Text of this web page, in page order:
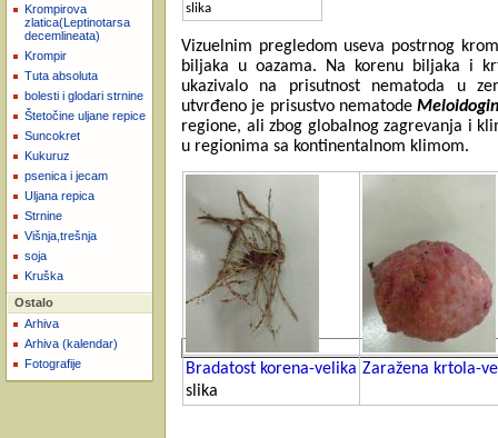
Krompirova
zlatica(Leptinotarsa
decemlineata)
Krompir
Tuta absoluta
bolesti i glodari strnine
Štetočine uljane repice
Suncokret
Kukuruz
psenica i jecam
Uljana repica
Strnine
Višnja,trešnja
soja
Kruška
Ostalo
Arhiva
Arhiva (kalendar)
Fotografije
slika
Vizuelnim pregledom useva postrnog
biljaka u oazama. Na korenu biljaka i
ukazivalo na prisutnost nematoda u
utvrđeno je prisustvo nematode
regione, ali zbog globalnog zagrevanja i
u regionima sa kontinentalnom klimom.
Bradatost korena-velika
slika
Zaražena krtola-